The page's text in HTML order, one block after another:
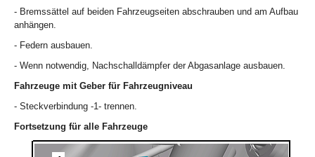
- Bremssättel auf beiden Fahrzeugseiten abschrauben und am Aufbau
anhängen.
- Federn ausbauen.
- Wenn notwendig, Nachschalldämpfer der Abgasanlage ausbauen.
Fahrzeuge mit Geber für Fahrzeugniveau
- Steckverbindung -1- trennen.
Fortsetzung für alle Fahrzeuge